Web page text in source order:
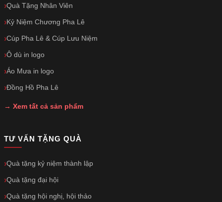
Quà Tặng Nhân Viên
Kỷ Niệm Chương Pha Lê
Cúp Pha Lê & Cúp Lưu Niệm
Ô dù in logo
Áo Mưa in logo
Đồng Hồ Pha Lê
→ Xem tất cả sản phẩm
TƯ VẤN TẶNG QUÀ
Quà tặng kỷ niệm thành lập
Quà tặng đại hội
Quà tặng hội nghị, hội thảo